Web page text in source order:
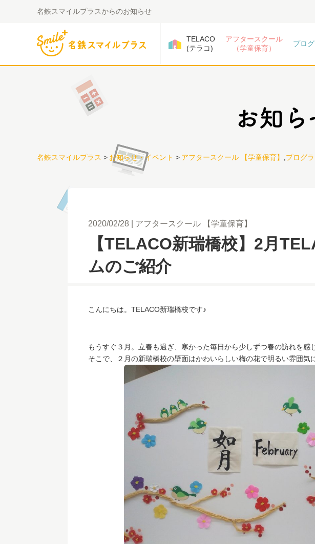
名鉄スマイルプラスからのお知らせ
TELACO
(テラコ)
アフタースクール
（学童保育）
プロ
名鉄スマイルプラス > お知らせ・イベント > アフタースクール 【学童保育】 プログ
2020/02/28 アフタースクール 【学童保育】
【TELACO新瑞橋校】2月
ムのご紹介
こんにちは。TELACO新瑞橋校です♪
もうすぐ３月。立春も過ぎ、寒かった毎日から少しずつ春の訪れを感
そこで、２月の新瑞橋校の壁面はかわいらしい梅の花で明るい雰囲気